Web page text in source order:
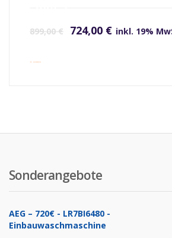
899,00€ 724,00 € inkl. 19%
inkl. Versandkosten
Sonderangebote
AEG – 720€ - LR7BI6480 -
Einbauwaschmaschine